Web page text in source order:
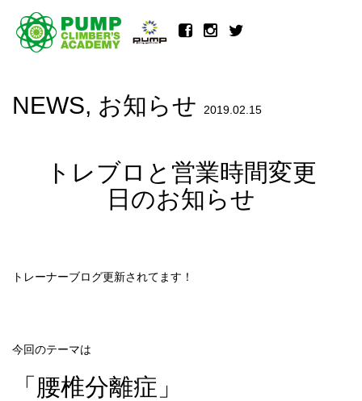
NEWS, お知らせ 2019.02.15
トレブロと営業時間変更
日のお知らせ
トレーナーブログ更新されてます！
今回のテーマは
「腰椎分離症」